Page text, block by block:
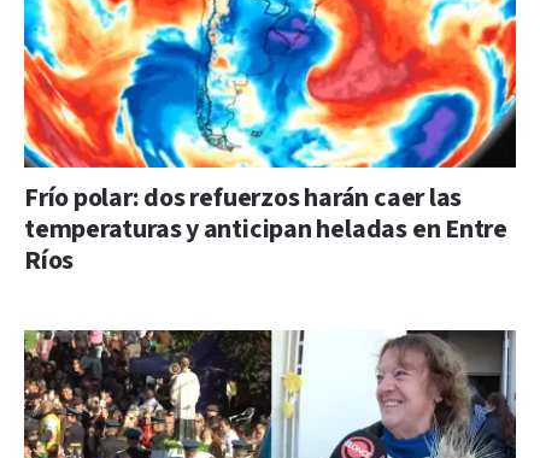
Frío polar: dos refuerzos harán caer las
temperaturas y anticipan heladas en Entre
Ríos